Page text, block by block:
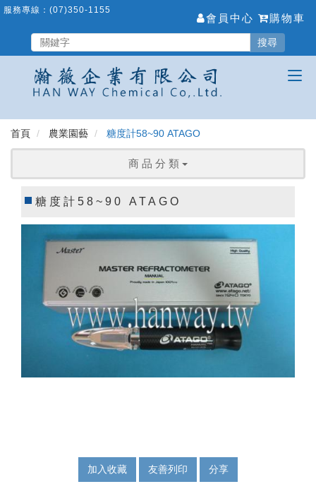
跳
要
服務專線： (07)350-1155
會員中心 購物車
搜尋
首頁 農業園藝 糖度計58~90 ATAGO
商 品 分 類
糖度計58~90 ATAGO
加入收藏 友善列印 分享